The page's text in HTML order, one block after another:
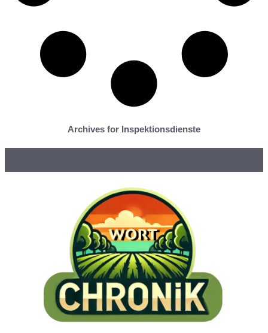
Archives for Inspektionsdienste